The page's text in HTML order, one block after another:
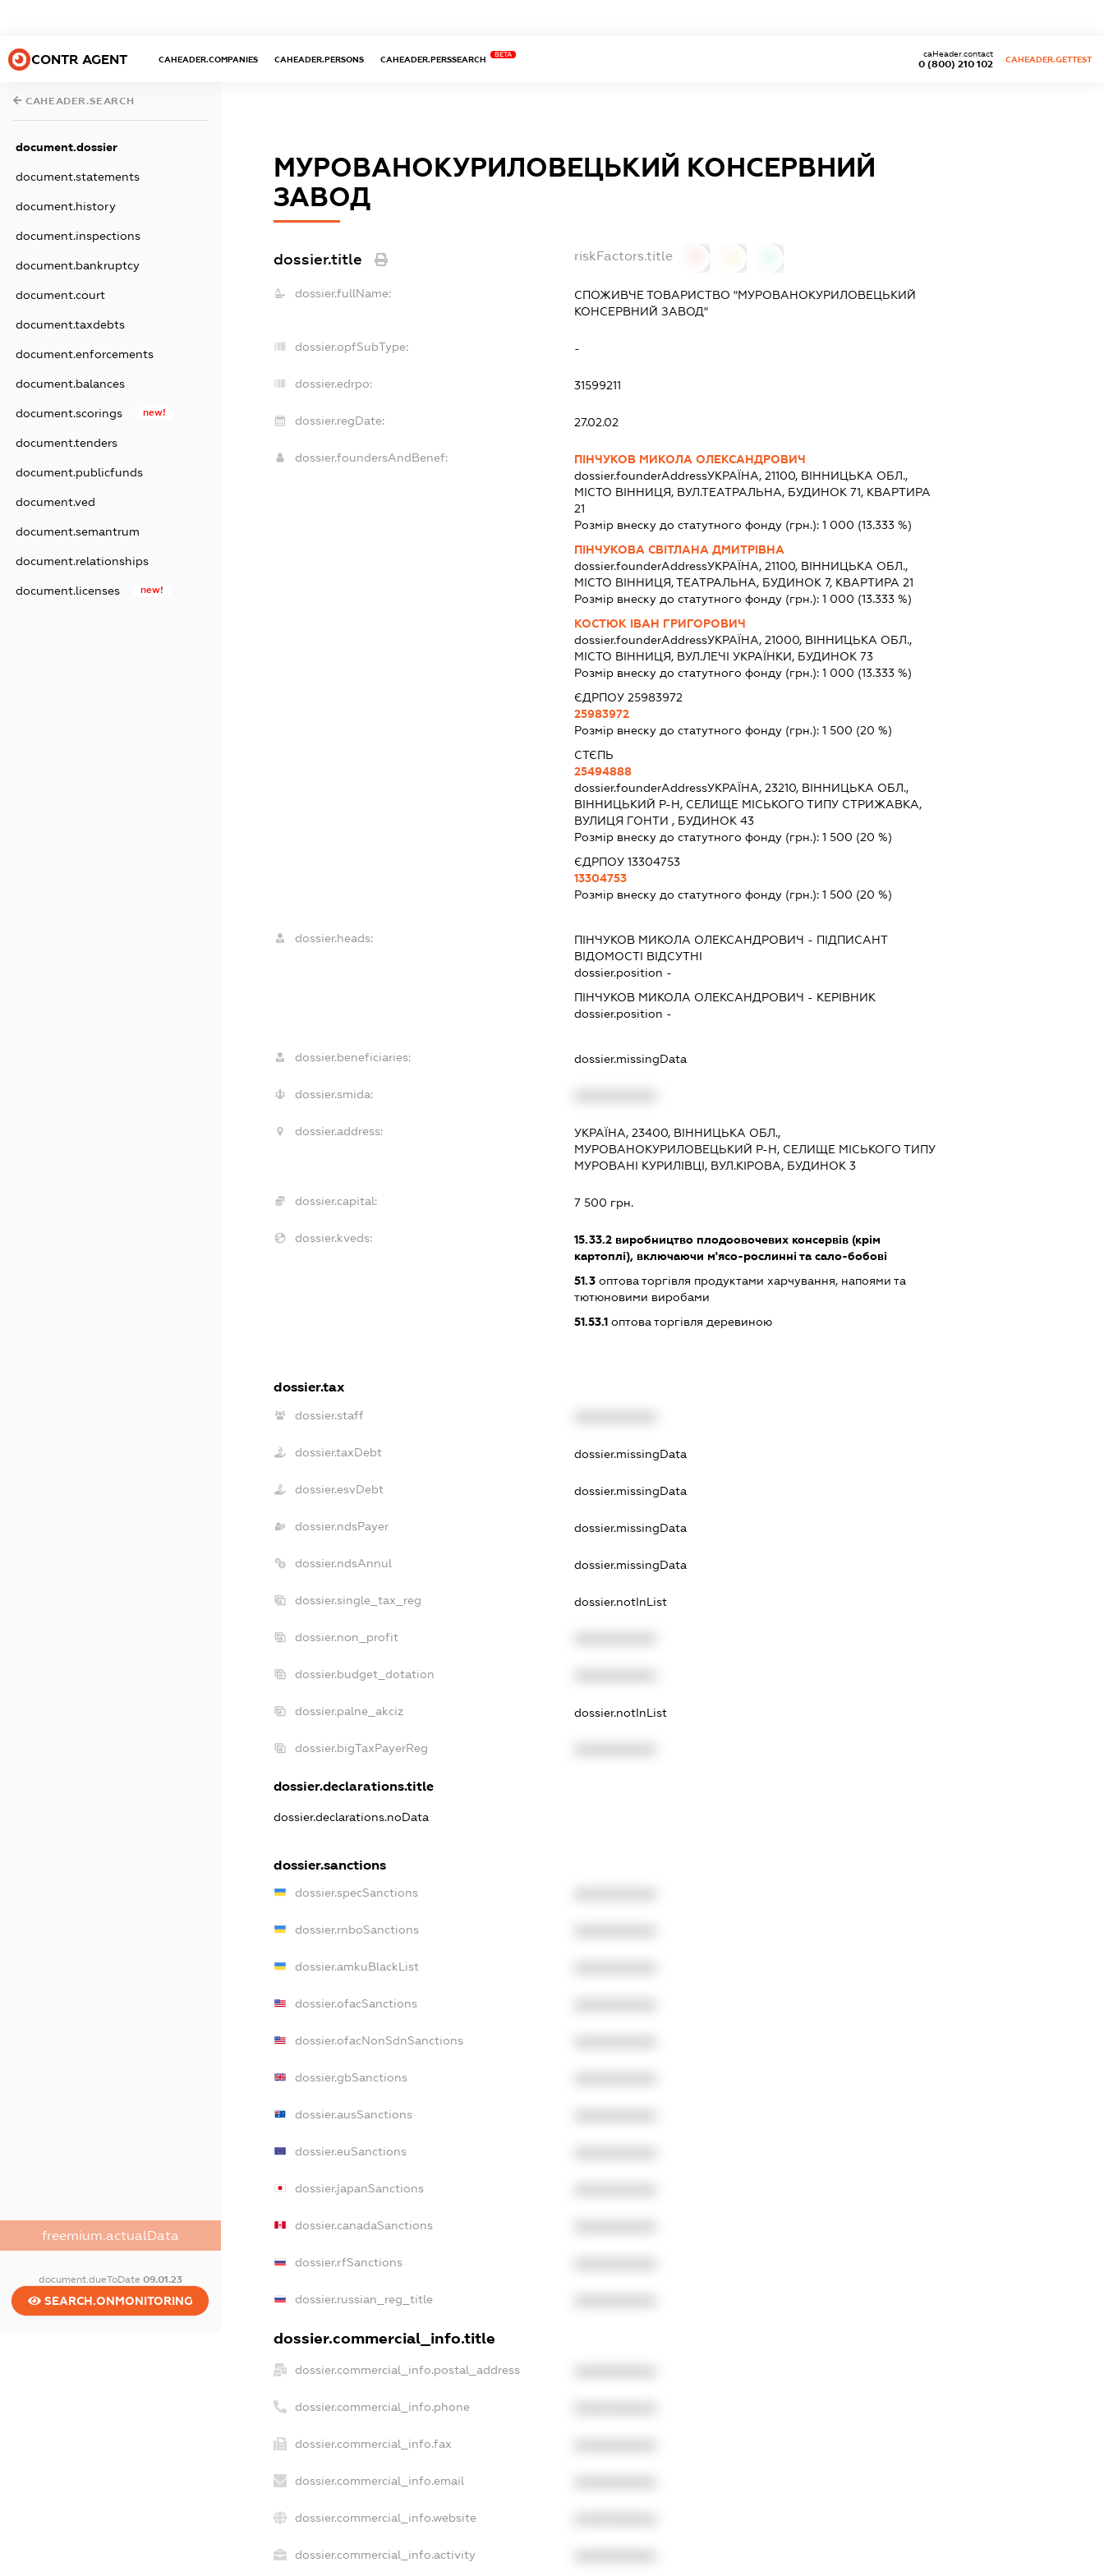
CONTR AGENT CAHEADER.COMPANIES CAHEADER.PERSONS CAHEADER.PERSSEARCH
BETA
0 (800) 210 102
caHeader.contact
CAHEADER.GETTEST
CAHEADER.SEARCH
document.dossier
document.statements
document.history
document.inspections
document.bankruptcy
document.court
document.taxdebts
document.enforcements
document.balances
document.scorings new!
document.tenders
document.publicfunds
document.ved
document.semantrum
document.relationships
document.licenses new!
freemium.actualData
document.dueToDate 09.01.23
SEARCH.ONMONITORING
МУРОВАНОКУРИЛОВЕЦЬКИЙ КОНСЕРВНИЙ
ЗАВОД
dossier.title riskFactors.title
dossier.fullName:
СПОЖИВЧЕ ТОВАРИСТВО "МУРОВАНОКУРИЛОВЕЦЬКИЙ
КОНСЕРВНИЙ ЗАВОД"
dossier.opfSubType: -
dossier.edrpo: 31599211
dossier.regDate: 27.02.02
dossier.foundersAndBenef:
ПІНЧУКОВ МИКОЛА ОЛЕКСАНДРОВИЧ
dossier.founderAddressУКРАЇНА, 21100, ВІННИЦЬКА ОБЛ.,
МІСТО ВІННИЦЯ, ВУЛ.ТЕАТРАЛЬНА, БУДИНОК 71, КВАРТИРА
21
Розмір внеску до статутного фонду (грн.): 1 000 (13.333 %)
ПІНЧУКОВА СВІТЛАНА ДМИТРІВНА
dossier.founderAddressУКРАЇНА, 21100, ВІННИЦЬКА ОБЛ.,
МІСТО ВІННИЦЯ, ТЕАТРАЛЬНА, БУДИНОК 7, КВАРТИРА 21
Розмір внеску до статутного фонду (грн.): 1 000 (13.333 %)
КОСТЮК ІВАН ГРИГОРОВИЧ
dossier.founderAddressУКРАЇНА, 21000, ВІННИЦЬКА ОБЛ.,
МІСТО ВІННИЦЯ, ВУЛ.ЛЕЧІ УКРАЇНКИ, БУДИНОК 73
Розмір внеску до статутного фонду (грн.): 1 000 (13.333 %)
ЄДРПОУ 25983972
25983972
Розмір внеску до статутного фонду (грн.): 1 500 (20 %)
СТЄПЬ
25494888
dossier.founderAddressУКРАЇНА, 23210, ВІННИЦЬКА ОБЛ.,
ВІННИЦЬКИЙ Р-Н, СЕЛИЩЕ МІСЬКОГО ТИПУ СТРИЖАВКА,
ВУЛИЦЯ ГОНТИ , БУДИНОК 43
Розмір внеску до статутного фонду (грн.): 1 500 (20 %)
ЄДРПОУ 13304753
13304753
Розмір внеску до статутного фонду (грн.): 1 500 (20 %)
dossier.heads: ПІНЧУКОВ МИКОЛА ОЛЕКСАНДРОВИЧ - ПІДПИСАНТ
ВІДОМОСТІ ВІДСУТНІ
dossier.position -
ПІНЧУКОВ МИКОЛА ОЛЕКСАНДРОВИЧ - КЕРІВНИК
dossier.position -
dossier.beneficiaries: dossier.missingData
dossier.smida:
dossier.address:
УКРАЇНА, 23400, ВІННИЦЬКА ОБЛ.,
МУРОВАНОКУРИЛОВЕЦЬКИЙ Р-Н, СЕЛИЩЕ МІСЬКОГО ТИПУ
МУРОВАНІ КУРИЛІВЦІ, ВУЛ.КІРОВА, БУДИНОК 3
dossier.capital: 7 500 грн.
dossier.kveds: 15.33.2виробництво плодоовочевих консервів (крім
картоплі), включаючи м'ясо-рослинні та сало-бобові
51.3оптова торгівля продуктами харчування, напоями та
тютюновими виробами
51.53.1оптова торгівля деревиною
dossier.tax
dossier.staff
dossier.taxDebt dossier.missingData
dossier.esvDebt dossier.missingData
dossier.ndsPayer dossier.missingData
dossier.ndsAnnul dossier.missingData
dossier.single_tax_reg dossier.notInList
dossier.non_profit
dossier.budget_dotation
dossier.palne_akciz dossier.notInList
dossier.bigTaxPayerReg
dossier.declarations.title
dossier.declarations.noData
dossier.sanctions
dossier.specSanctions
dossier.rnboSanctions
dossier.amkuBlackList
dossier.ofacSanctions
dossier.ofacNonSdnSanctions
dossier.gbSanctions
dossier.ausSanctions
dossier.euSanctions
dossier.japanSanctions
dossier.canadaSanctions
dossier.rfSanctions
dossier.russian_reg_title
dossier.commercial_info.title
dossier.commercial_info.postal_address
dossier.commercial_info.phone
dossier.commercial_info.fax
dossier.commercial_info.email
dossier.commercial_info.website
dossier.commercial_info.activity